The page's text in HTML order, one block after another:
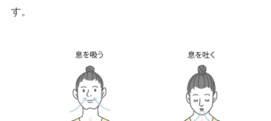
す。